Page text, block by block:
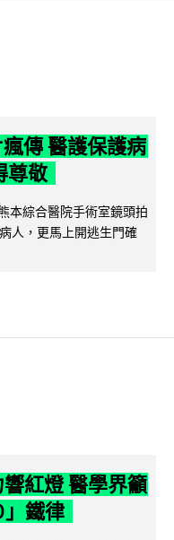
傳 醫護保護病
尊敬
本綜合醫院手術室鏡頭拍
人，更馬上開逃生門確
紅燈 醫學界籲
鐵律